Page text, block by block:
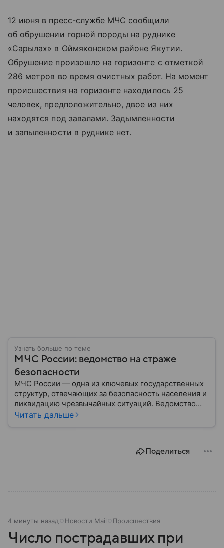
12 июня в пресс-службе МЧС сообщили
об обрушении горной породы на руднике
«Сарылах» в Оймяконском районе Якутии.
Обрушение произошло на горизонте с отметкой
286 метров во время очистных работ. На момент
происшествия на горизонте находилось 25
человек, предположительно, двое из них
находятся под завалами. Задымленности
и запыленности в руднике нет.
Узнать больше по теме
МЧС России: ведомство на страже
безопасности
МЧС России — одна из ключевых государственных
структур, отвечающих за безопасность населения и
ликвидацию чрезвычайных ситуаций. Ведомство
играет важную роль в защите граждан от
задачи выполняет и какую роль играет в
Читать дальше
Поделиться
4 минуты назад Новости Mail Происшествия
Число пострадавших при